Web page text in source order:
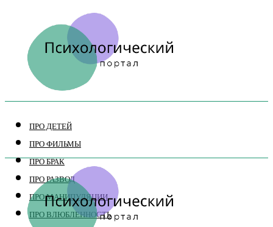
ПРО ДЕТЕЙ
ПРО ФИЛЬМЫ
ПРО БРАК
ПРО РАЗВОД
ПРО МАНИПУЛЯЦИИ
ПРО ВЛЮБЛЕННОСТЬ